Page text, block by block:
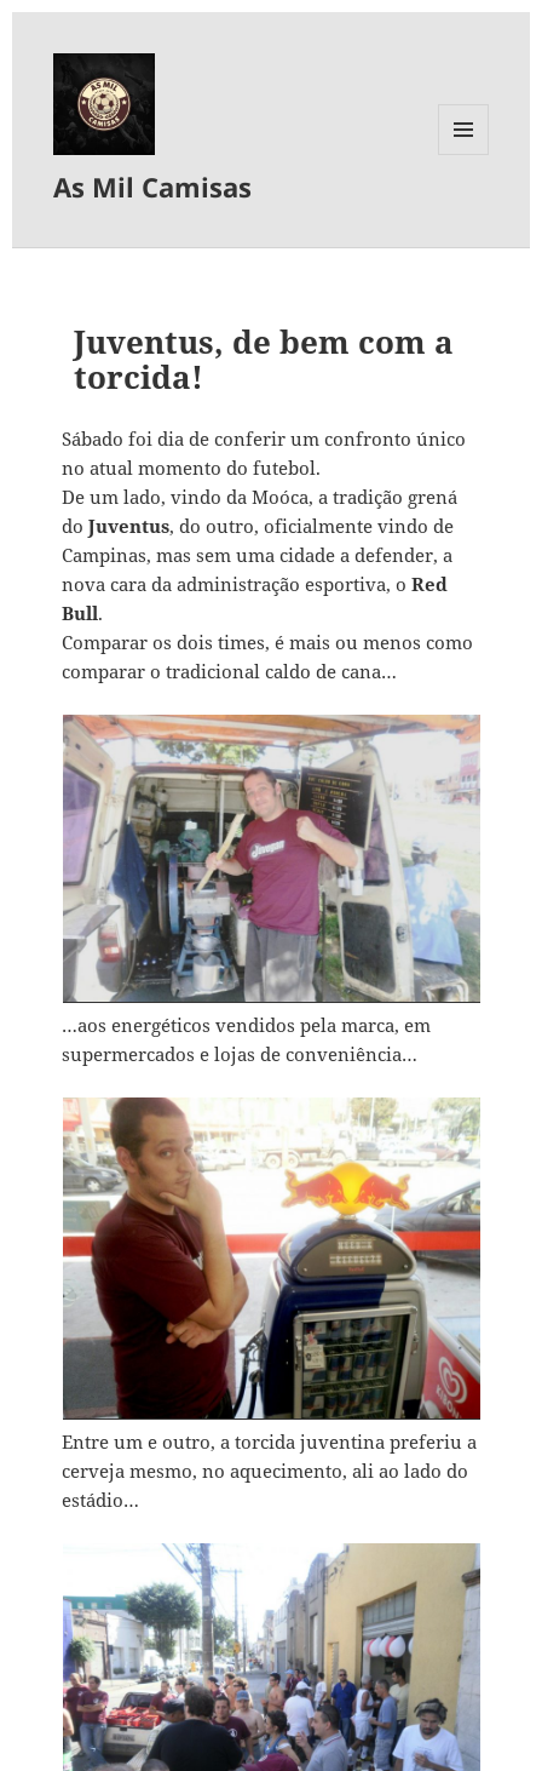
As Mil Camisas
Juventus, de bem com a
torcida!
Sábado foi dia de conferir um confronto único
no atual momento do futebol.
De um lado, vindo da Moóca, a tradição grená
doJuventus, do outro, oficialmente vindo de
Campinas, mas sem uma cidade a defender, a
nova cara da administração esportiva, oRed
Bull.
Comparar os dois times, é mais ou menos como
comparar o tradicional caldo de cana…
…aos energéticos vendidos pela marca, em
supermercados e lojas de conveniência…
Entre um e outro, a torcida juventina preferiu a
cerveja mesmo, no aquecimento, ali ao lado do
estádio…